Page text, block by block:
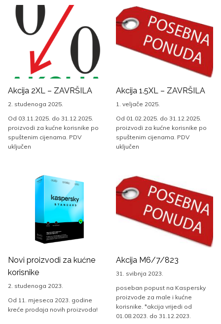
Akcija 2XL – ZAVRŠILA
2. studenoga 2025.
Od 03.11.2025. do 31.12.2025.
proizvodi za kućne korisnike po
spuštenim cijenama. PDV
uključen
Akcija 1.5XL – ZAVRŠILA
1. veljače 2025.
Od 01.02.2025. do 31.12.2025.
proizvodi za kućne korisnike po
spuštenim cijenama. PDV
uključen
Novi proizvodi za kućne
korisnike
2. studenoga 2023.
Od 11. mjeseca 2023. godine
kreće prodaja novih proizvoda!
Akcija M6/7/823
31. svibnja 2023.
poseban popust na Kaspersky
proizvode za male i kućne
korisnike. *akcija vrijedi od
01.08.2023. do 31.12.2023.